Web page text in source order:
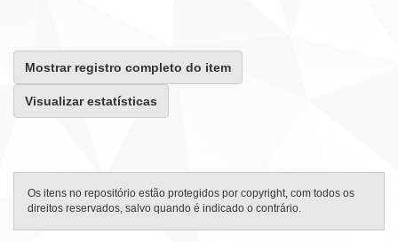
Mostrar registro completo do item
Visualizar estatísticas
Os itens no repositório estão protegidos por copyright, com todos os
direitos reservados, salvo quando é indicado o contrário.